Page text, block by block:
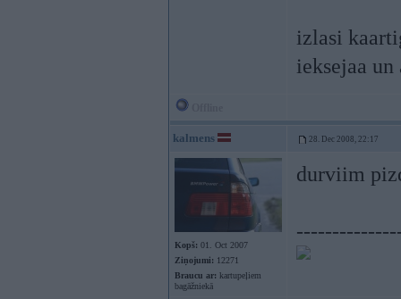
izlasi
ieksejaa
kalmens 28. Dec 2008, 22:17
Kopš: 01. Oct 2007
Ziņojumi: 12271
Braucu ar: kartupeļiem
bagāžniekā
durviim